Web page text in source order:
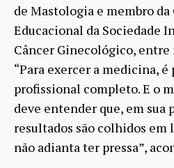
de Mastologia e membro da
Educacional da Sociedade
Câncer Ginecológico,
“Para exercer a medicina, é
profissional completo. E o
deve entender que, em sua
resultados são colhidos em
não adianta ter pressa”,